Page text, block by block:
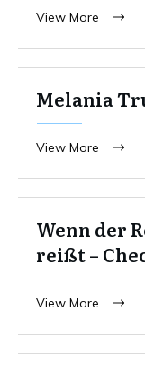
View More
Melania
View More
Wenn der
reißt –
View More